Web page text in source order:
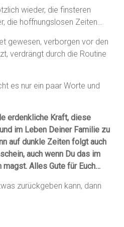
wieder, die finsteren
die hoffnungslosen Zeiten…
gewesen, verborgen vor den
verdrängt durch die Routine
es nur ein paar Worte und
erdenkliche Kraft, diese
im Leben Deiner Familie zu
auf dunkle Zeiten folgt auch
auch wenn Du das im
Alles Gute für Euch…
zurückgeben kann, dann